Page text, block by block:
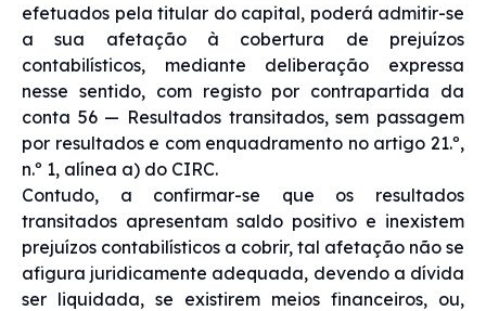
efetuados pela titular do capital, poderá admitir-se
a sua afetação à cobertura de prejuízos
contabilísticos, mediante deliberação expressa
nesse sentido, com registo por contrapartida da
conta 56 — Resultados transitados, sem passagem
por resultados e com enquadramento no artigo 21.º,
n.º 1, alínea a) do CIRC.
Contudo, a confirmar-se que os resultados
transitados apresentam saldo positivo e inexistem
prejuízos contabilísticos a cobrir, tal afetação não se
afigura juridicamente adequada, devendo a dívida
ser liquidada, se existirem meios financeiros, ou,